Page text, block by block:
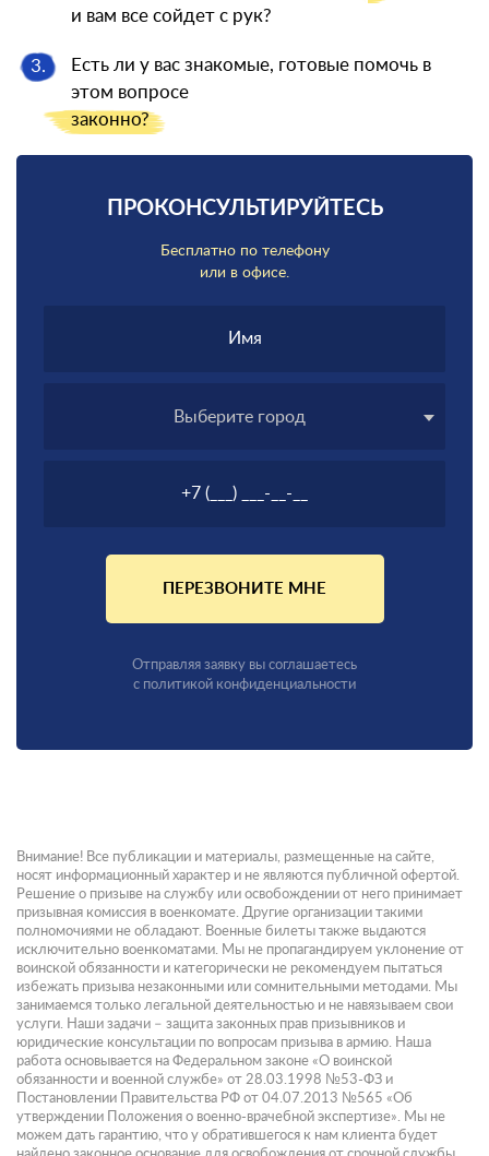
и вам все сойдет с рук?
3.
Есть ли у вас знакомые, готовые помочь в
этом вопросе
законно?
ПРОКОНСУЛЬТИРУЙТЕСЬ
Бесплатно по телефону
или в офисе.
Выберите город
ПЕРЕЗВОНИТЕ МНЕ
Отправляя заявку вы соглашаетесь
с политикой конфиденциальности
Внимание! Все публикации и материалы, размещенные на сайте,
носят информационный характер и не являются публичной офертой.
Решение о призыве на службу или освобождении от него принимает
призывная комиссия в военкомате. Другие организации такими
полномочиями не обладают. Военные билеты также выдаются
исключительно военкоматами. Мы не пропагандируем уклонение от
воинской обязанности и категорически не рекомендуем пытаться
избежать призыва незаконными или сомнительными методами. Мы
занимаемся только легальной деятельностью и не навязываем свои
услуги. Наши задачи – защита законных прав призывников и
юридические консультации по вопросам призыва в армию. Наша
работа основывается на Федеральном законе «О воинской
обязанности и военной службе» от 28.03.1998 №53-ФЗ и
Постановлении Правительства РФ от 04.07.2013 №565 «Об
утверждении Положения о военно-врачебной экспертизе». Мы не
можем дать гарантию, что у обратившегося к нам клиента будет